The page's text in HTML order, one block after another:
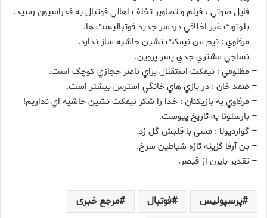
– فايل صوتي ، فيلم و تصاوير تخلف اهالي فوتبال به فدراسيون رسيد.
– بلوتوث غير اخلاقي دردسر جديد فوتباليست ها.
– مرفاوي : تيم من نيمکت نشين حاشيه ساز ندارد.
– نساجي مشتري جدي پسر پروين.
– مظلومي : نيمکت استقلال براي ناصر حجازي کوچک است.
– صمد خان : در بازي هاي خانگي استرس بيشتر است.
– مرفاوي به بازيکنان : خدا را شکر نيمکت نشين حاشيه اي نداريم!
– بارسلونا به تاريخ پيوست.
– گوارديولا : مسي با قلبش گل زد.
– بن آرفا گزينه تازه شياطين سرخ.
– تقدير بايرن از قيصر.
پرسپولیس فوتبال
مرجع خبری